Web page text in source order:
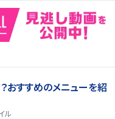
おすすめのメニューを紹
ル